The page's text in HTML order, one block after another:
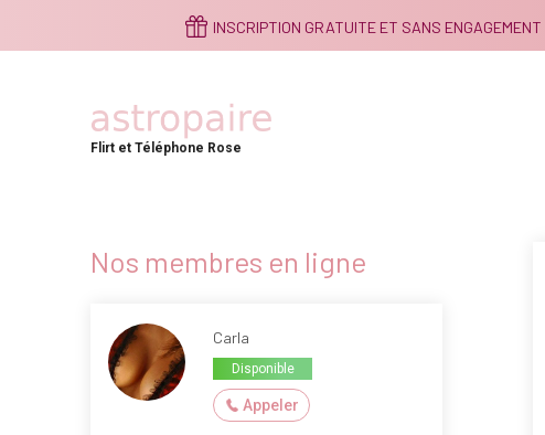
contenu
INSCRIPTION GRATUITE ET SANS ENGAGEMENT
Flirt et Téléphone Rose
Nos membres en ligne
Carla
Disponible
Appeler